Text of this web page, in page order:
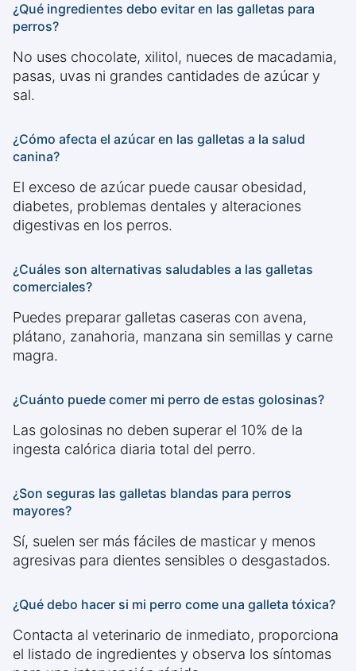
¿Qué ingredientes debo evitar en las galletas para
perros?
No uses chocolate, xilitol, nueces de macadamia,
pasas, uvas ni grandes cantidades de azúcar y
sal.
¿Cómo afecta el azúcar en las galletas a la salud
canina?
El exceso de azúcar puede causar obesidad,
diabetes, problemas dentales y alteraciones
digestivas en los perros.
¿Cuáles son alternativas saludables a las galletas
comerciales?
Puedes preparar galletas caseras con avena,
plátano, zanahoria, manzana sin semillas y carne
magra.
¿Cuánto puede comer mi perro de estas golosinas?
Las golosinas no deben superar el 10% de la
ingesta calórica diaria total del perro.
¿Son seguras las galletas blandas para perros
mayores?
Sí, suelen ser más fáciles de masticar y menos
agresivas para dientes sensibles o desgastados.
¿Qué debo hacer si mi perro come una galleta tóxica?
Contacta al veterinario de inmediato, proporciona
el listado de ingredientes y observa los síntomas